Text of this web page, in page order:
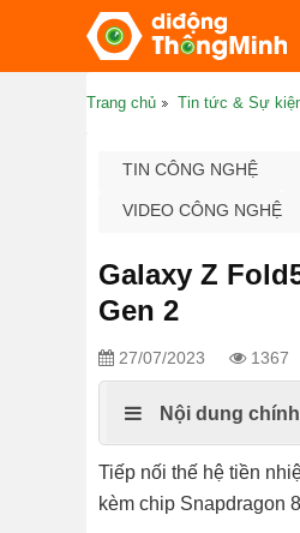
Trang chủ Tin tức & Sự
TIN CÔNG NGHỆ
VIDEO CÔNG NGHỆ
Galaxy Z
Gen 2
27/07/2023 1367
Nội dung chính
Tiếp nối thế hệ tiền
kèm chip Snapdragon